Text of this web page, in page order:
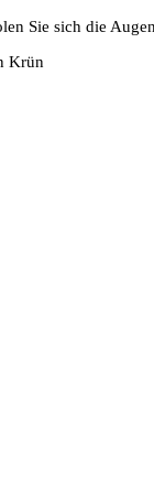
Sie sich die
Krün